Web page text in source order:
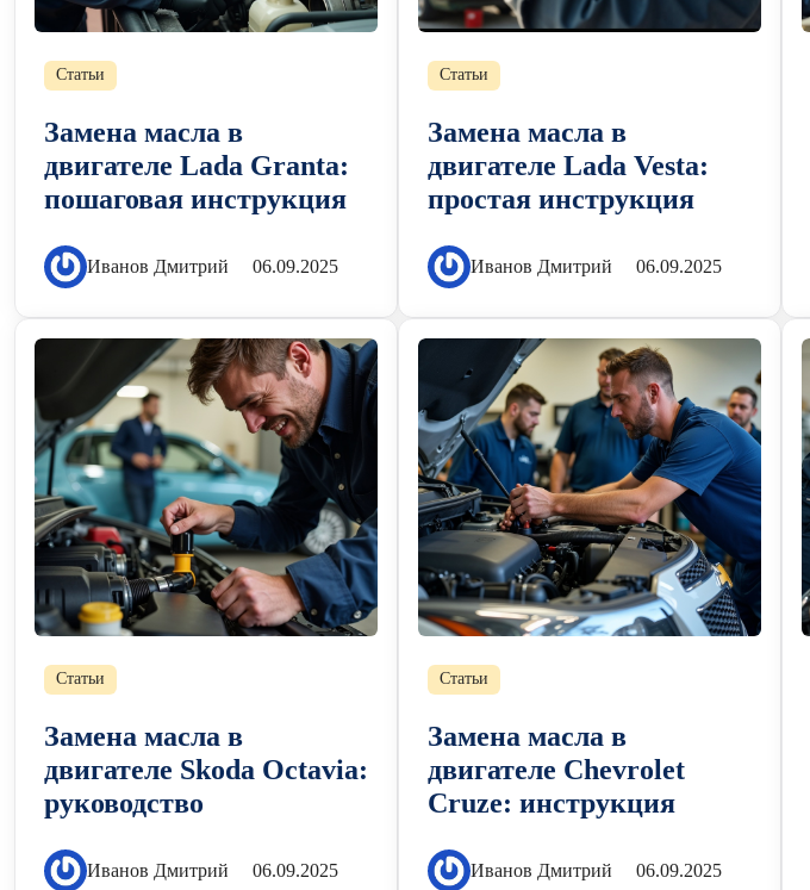
Статьи
Замена масла в
двигателе Lada Granta:
пошаговая инструкция
Иванов Дмитрий 06.09.2025
Статьи
Замена масла в
двигателе Lada Vesta:
простая инструкция
Иванов Дмитрий 06.09.2025
Статьи
Замена масла в
двигателе Skoda Octavia:
руководство
Иванов Дмитрий 06.09.2025
Статьи
Замена масла в
двигателе Chevrolet
Cruze: инструкция
Иванов Дмитрий 06.09.2025